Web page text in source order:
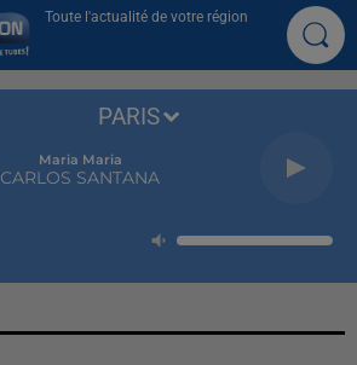
Toute l'actualité de votre région
Maria Maria
CARLOS SANTANA
PARIS